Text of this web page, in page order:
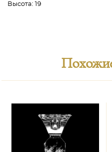
Высота: 19